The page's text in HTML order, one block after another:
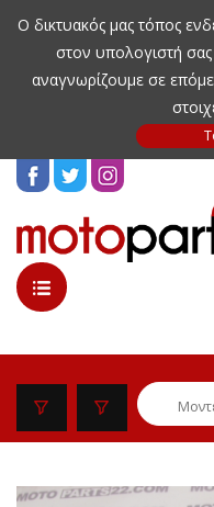
Ο δικτυακός μας τόπος
στον υπολογιστή
αναγνωρίζουμε σε